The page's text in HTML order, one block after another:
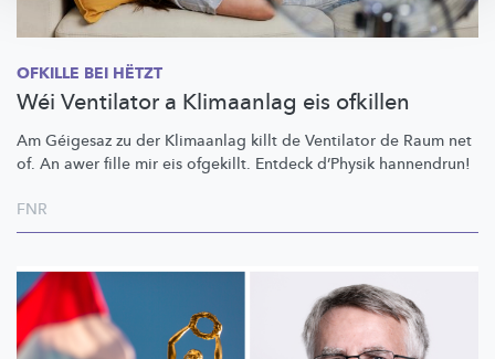
OFKILLE BEI HËTZT
Wéi Ventilator a Klimaanlag eis ofkillen
Am Géigesaz zu der Klimaanlag killt de Ventilator de Raum net
of. An awer fille mir eis ofgekillt. Entdeck d’Physik hannendrun!
FNR